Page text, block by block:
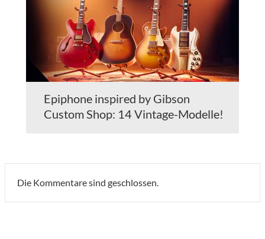
Epiphone inspired by Gibson
Custom Shop: 14 Vintage-Modelle!
Die Kommentare sind geschlossen.